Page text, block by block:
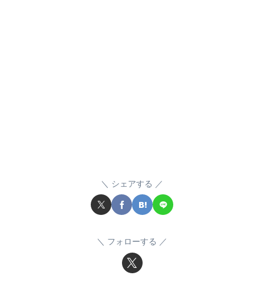
シェアする
フォローする